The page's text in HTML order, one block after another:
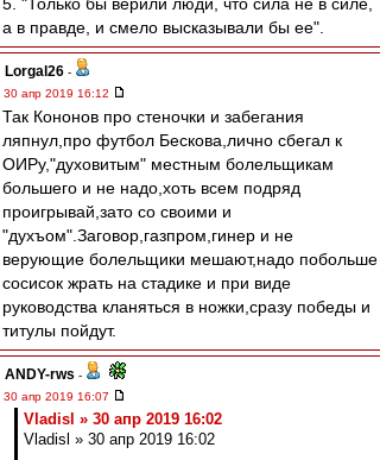
а в правде, и смело высказывали бы ее".
Lorgal26 -
30 апр 2019 16:12
Так Кононов про стеночки и забегания
ляпнул,про футбол Бескова,лично сбегал к
ОИРу,"духовитым" местным болельщикам
большего и не надо,хоть всем подряд
проигрывай,зато со своими и
"духъом".Заговор,газпром,гинер и не
верующие болельщики мешают,надо побольше
сосисок жрать на стадике и при виде
руководства кланяться в ножки,сразу победы и
титулы пойдут.
ANDY-rws -
30 апр 2019 16:07
Vladisl » 30 апр 2019 16:02
Vladisl » 30 апр 2019 16:02